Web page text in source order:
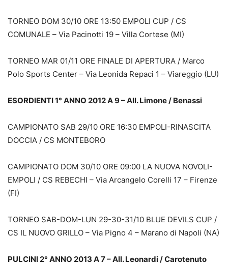
TORNEO DOM 30/10 ORE 13:50 EMPOLI CUP / CS
COMUNALE – Via Pacinotti 19 – Villa Cortese (MI)
TORNEO MAR 01/11 ORE FINALE DI APERTURA / Marco
Polo Sports Center – Via Leonida Repaci 1 – Viareggio (LU)
ESORDIENTI 1° ANNO 2012 A 9 – All. Limone / Benassi
CAMPIONATO SAB 29/10 ORE 16:30 EMPOLI-RINASCITA
DOCCIA / CS MONTEBORO
CAMPIONATO DOM 30/10 ORE 09:00 LA NUOVA NOVOLI-
EMPOLI / CS REBECHI – Via Arcangelo Corelli 17 – Firenze
(FI)
TORNEO SAB-DOM-LUN 29-30-31/10 BLUE DEVILS CUP /
CS IL NUOVO GRILLO – Via Pigno 4 – Marano di Napoli (NA)
PULCINI 2° ANNO 2013 A 7 – All. Leonardi / Carotenuto